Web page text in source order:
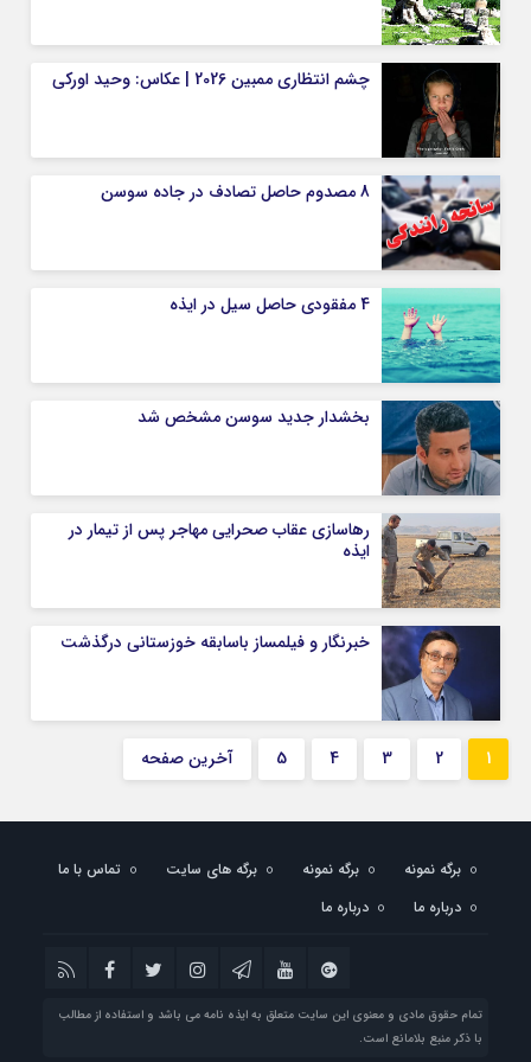
چشم انتظاری ممبین 2026 | عکاس: وحید اورکی
8 مصدوم حاصل تصادف در جاده سوسن
4 مفقودی حاصل سیل در ایذه
بخشدار جدید سوسن مشخص شد
رهاسازی عقاب صحرایی مهاجر پس از تیمار در
ایذه
خبرنگار و فیلمساز باسابقه خوزستانی درگذشت
1
2
3
4
5 آخرین صفحه
برگه نمونه برگه نمونه برگه های سایت
تماس با ما
درباره ما
درباره ما
تمام حقوق مادی و معنوی این سایت متعلق به ایذه نامه می باشد و استفاده از مطالب
با ذکر منبع بلامانع است.